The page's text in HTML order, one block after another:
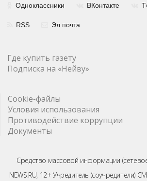
Одноклассники ВКонтакте Т
RSS Эл.почта
Где купить газету
Подписка на «Нейву»
Cookie-файлы
Условия использования
Противодействие коррупции
Документы
Средство массовой информации (сетевое
NEWS.RU, 12+ Учредитель (соучредители)